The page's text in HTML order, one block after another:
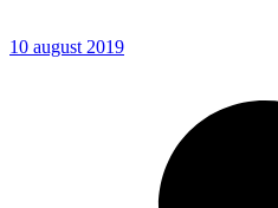
10 august 2019